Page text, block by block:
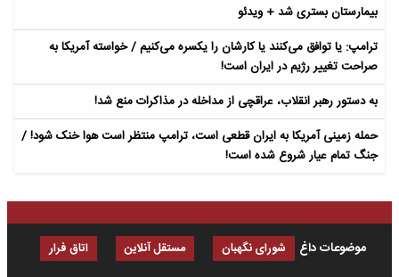
بیمارستان بستری شد + ویدئو
ترامپ: یا توافق می‌کنند یا کارشان را یکسره می‌کنیم / خواسته آمریکا به
صراحت تغییر رژیم در ایران است!
به دستور رهبر انقلاب، عراقچی از مداخله در مذاکرات منع شد!
حمله زمینی آمریکا به ایران قطعی است، ترامپ منتظر است هوا خنک شود! /
جنگ تمام عیار شروع شده است!
موضوعات داغ شورای نگهبان مستقل آنلاین اتاق فرار